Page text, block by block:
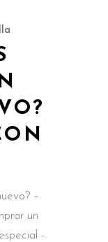
–
un
-